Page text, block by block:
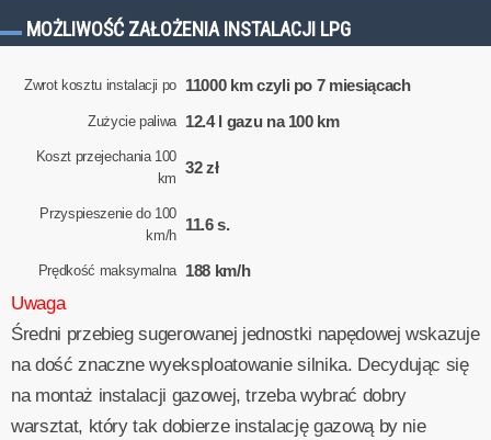
MOŻLIWOŚĆ ZAŁOŻENIA INSTALACJI LPG
Zwrot kosztu instalacji po 11000 km czyli po 7 miesiącach
Zużycie paliwa 12.4 l gazu na 100 km
Koszt przejechania 100
km
32 zł
Przyspieszenie do 100
km/h
11.6 s.
Prędkość maksymalna 188 km/h
Uwaga
Średni przebieg sugerowanej jednostki napędowej wskazuje
na dość znaczne wyeksploatowanie silnika. Decydując się
na montaż instalacji gazowej, trzeba wybrać dobry
warsztat, który tak dobierze instalację gazową by nie